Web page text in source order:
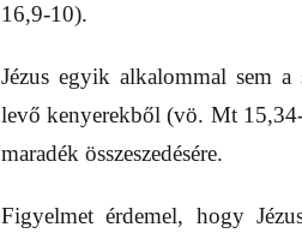
16,9-10).
Jézus egyik alkalommal sem a
levő kenyerekből (vö. Mt
maradék összeszedésére.
Figyelmet érdemel, hogy